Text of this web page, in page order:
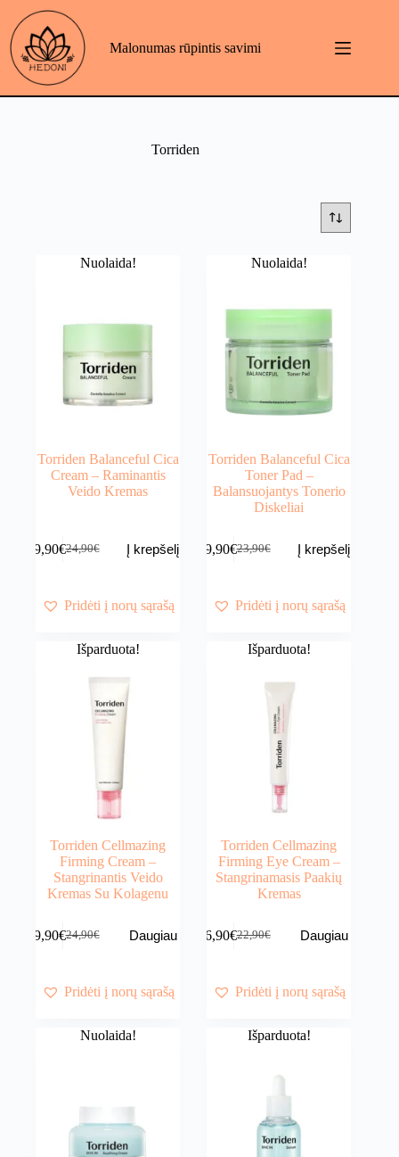
content
Malonumas rūpintis savimi
Torriden
Nuolaida!
Torriden Balanceful Cica
Cream – Raminantis
Veido Kremas
24,90€
Original
24,90€.
19,90€Current
19,90€.
Į krepšelį
Pridėti į norų sąrašą
Nuolaida!
Torriden Balanceful Cica
Toner Pad –
Balansuojantys Tonerio
Diskeliai
23,90€
Original
23,90€.
19,90€Current
19,90€.
Į krepšelį
Pridėti į norų sąrašą
Išparduota!
Torriden Cellmazing
Firming Cream –
Stangrinantis Veido
Kremas Su Kolagenu
24,90€
Original
24,90€.
19,90€Current
19,90€.
Daugiau
Pridėti į norų sąrašą
Išparduota!
Torriden Cellmazing
Firming Eye Cream –
Stangrinamasis Paakių
Kremas
22,90€
Original
22,90€.
16,90€Current
16,90€.
Daugiau
Pridėti į norų sąrašą
Nuolaida! Išparduota!